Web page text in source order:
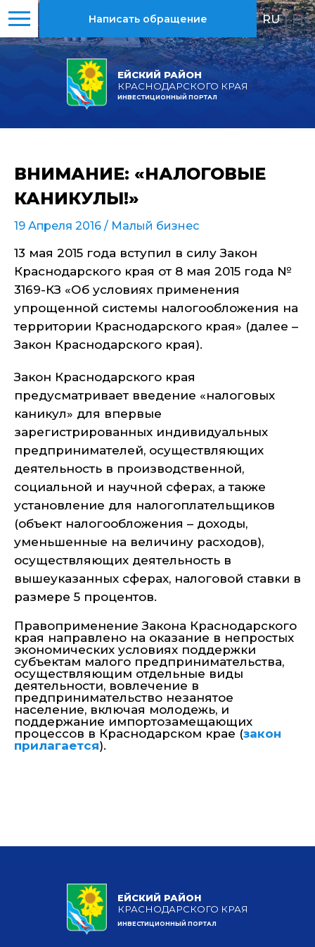
ЕЙСКИЙ РАЙОН
КРАСНОДАРСКОГО КРАЯ
ИНВЕСТИЦИОННЫЙ ПОРТАЛ
Написать обращение RU | EN
ВНИМАНИЕ: «НАЛОГОВЫЕ
КАНИКУЛЫ!»
19 Апреля 2016 / Малый бизнес
13 мая 2015 года вступил в силу Закон
Краснодарского края от 8 мая 2015 года №
3169-КЗ «Об условиях применения
упрощенной системы налогообложения на
территории Краснодарского края» (далее –
Закон Краснодарского края).
Закон Краснодарского края
предусматривает введение «налоговых
каникул» для впервые
зарегистрированных индивидуальных
предпринимателей, осуществляющих
деятельность в производственной,
социальной и научной сферах, а также
установление для налогоплательщиков
(объект налогообложения – доходы,
уменьшенные на величину расходов),
осуществляющих деятельность в
вышеуказанных сферах, налоговой ставки в
размере 5 процентов.
Правоприменение Закона Краснодарского
края направлено на оказание в непростых
экономических условиях поддержки
субъектам малого предпринимательства,
осуществляющим отдельные виды
деятельности, вовлечение в
предпринимательство незанятое
население, включая молодежь, и
поддержание импортозамещающих
процессов в Краснодарском крае (закон
прилагается).
ЕЙСКИЙ РАЙОН
КРАСНОДАРСКОГО КРАЯ
ИНВЕСТИЦИОННЫЙ ПОРТАЛ